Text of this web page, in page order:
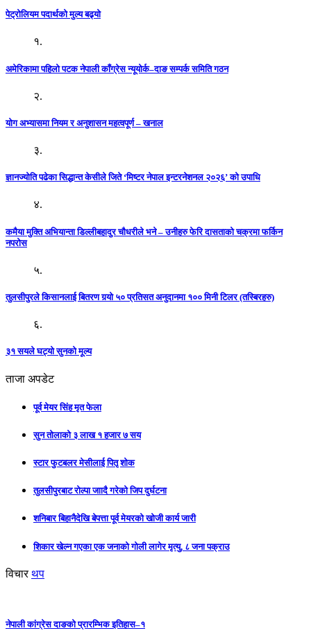
पेट्रोलियम पदार्थको मुल्य बढ्याे
१.
अमेरिकामा पहिलो पटक नेपाली काँग्रेस न्यूयोर्क–दाङ सम्पर्क समिति गठन
२.
योग अभ्यासमा नियम र अनुशासन महत्वपूर्ण – खनाल
३.
ज्ञानज्योति पढेका सिद्धान्त केसीले जिते ‘मिष्टर नेपाल इन्टरनेशनल २०२६’ को उपाधि
४.
कमैया मुक्ति अभियान्ता डिल्लीबहादुर चौधरीले भने – उनीहरु फेरि दासताको चक्रमा फर्किन
नपरोस
५.
तुलसीपुरले किसानलाई बितरण गर्‍यो ५० प्रतिसत अनुदानमा १०० मिनी टिलर (तस्बिरहरु)
६.
३१ सयले घट्यो सुनको मूल्य
ताजा अपडेट
पूर्व मेयर सिंह मृत फेला
सुन तोलाको ३ लाख १ हजार ७ सय
स्टार फुटबलर मेसीलाई पितृ शोक
तुलसीपुरबाट रोल्पा जाादै गरेको जिप दुर्घटना
शनिबार बिहानैदेखि बेपत्ता पूर्व मेयरको खोजी कार्य जारी
शिकार खेल्न गएका एक जनाको गोली लागेर मृत्यु, ८ जना पक्राउ
विचार थप
नेपाली कांग्रेस दाङको प्रारम्भिक इतिहास–१